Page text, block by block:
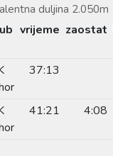
duljina 2.050m
vrijeme zaostat
37:13
41:21 4:08